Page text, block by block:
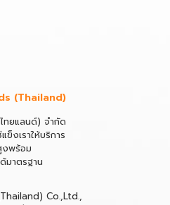
(Thailand)
ทยแลนด์) จำกัด
ข็งเราให้บริการ
งพร้อม
มาตรฐาน
Co.,Ltd.,